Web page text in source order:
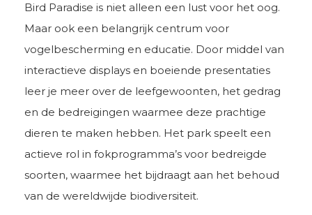
Bird Paradise is niet alleen een lust voor het oog.
Maar ook een belangrijk centrum voor
vogelbescherming en educatie. Door middel van
interactieve displays en boeiende presentaties
leer je meer over de leefgewoonten, het gedrag
en de bedreigingen waarmee deze prachtige
dieren te maken hebben. Het park speelt een
actieve rol in fokprogramma’s voor bedreigde
soorten, waarmee het bijdraagt aan het behoud
van de wereldwijde biodiversiteit.